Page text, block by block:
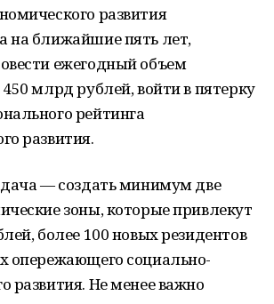
развития
на ближайшие пять лет,
ежегодный объем
млрд рублей, войти в пятерку
рейтинга
развития.
— создать минимум две
зоны, которые привлекут
более 100 новых резидентов
опережающего социально-
развития. Не менее важно